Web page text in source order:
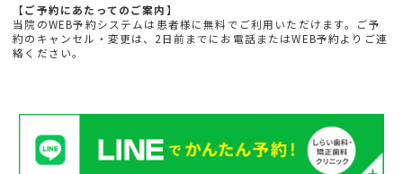
【ご予約にあたってのご案内】
当院のWEB予約システムは患者様に無料でご利用いただけます。ご予
約のキャンセル・変更は、2日前までにお電話またはWEB予約よりご連
絡ください。